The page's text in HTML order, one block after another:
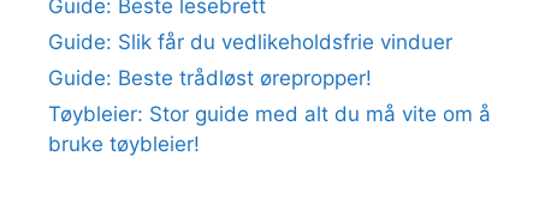
Guide: Beste lesebrett
Guide: Slik får du vedlikeholdsfrie vinduer
Guide: Beste trådløst ørepropper!
Tøybleier: Stor guide med alt du må vite om å
bruke tøybleier!